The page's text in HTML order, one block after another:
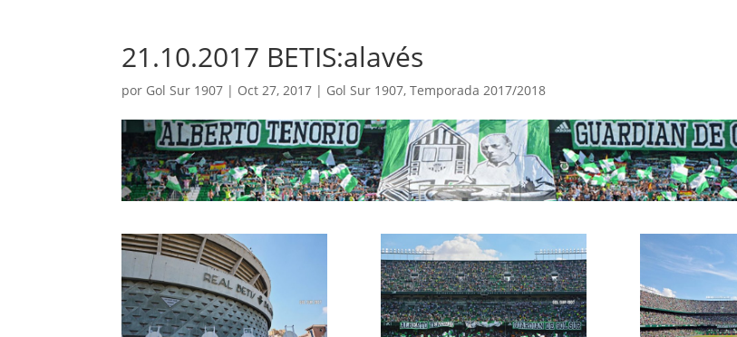
21.10.2017 BETIS:alavés
por Gol Sur 1907 | Oct 27, 2017 | Gol Sur 1907,Temporada 2017/2018